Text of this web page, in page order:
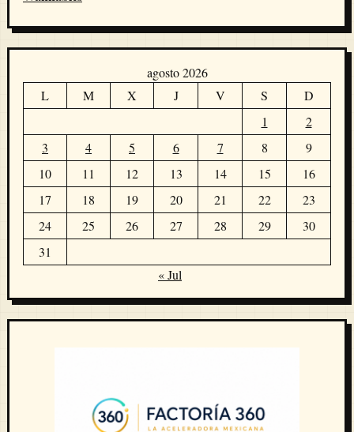
agosto 2026
L
M X J V S
D
1
2
3
4 5 6 7 8
9
10
11 12 13 14 15
16
17
18 19 20 21 22
23
24
25 26 27 28 29
30
31
« Jul